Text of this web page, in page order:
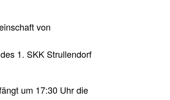
von
1. SKK Strullendorf
um 17:30 Uhr die